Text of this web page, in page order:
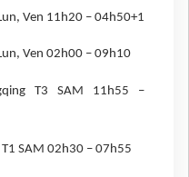
Ven 11h20 – 04h50+1
Ven 02h00 – 09h10
T3 SAM 11h55 –
T1 SAM 02h30 – 07h55